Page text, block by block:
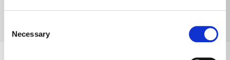
Selection
Necessary